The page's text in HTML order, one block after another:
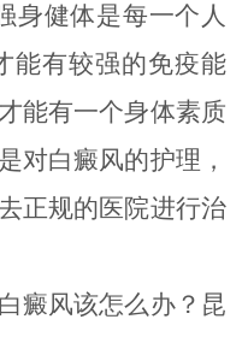
健体是每一个人
能有较强的免疫能
能有一个身体素质
对白癜风的护理，
正规的医院进行治
癜风该怎么办？昆